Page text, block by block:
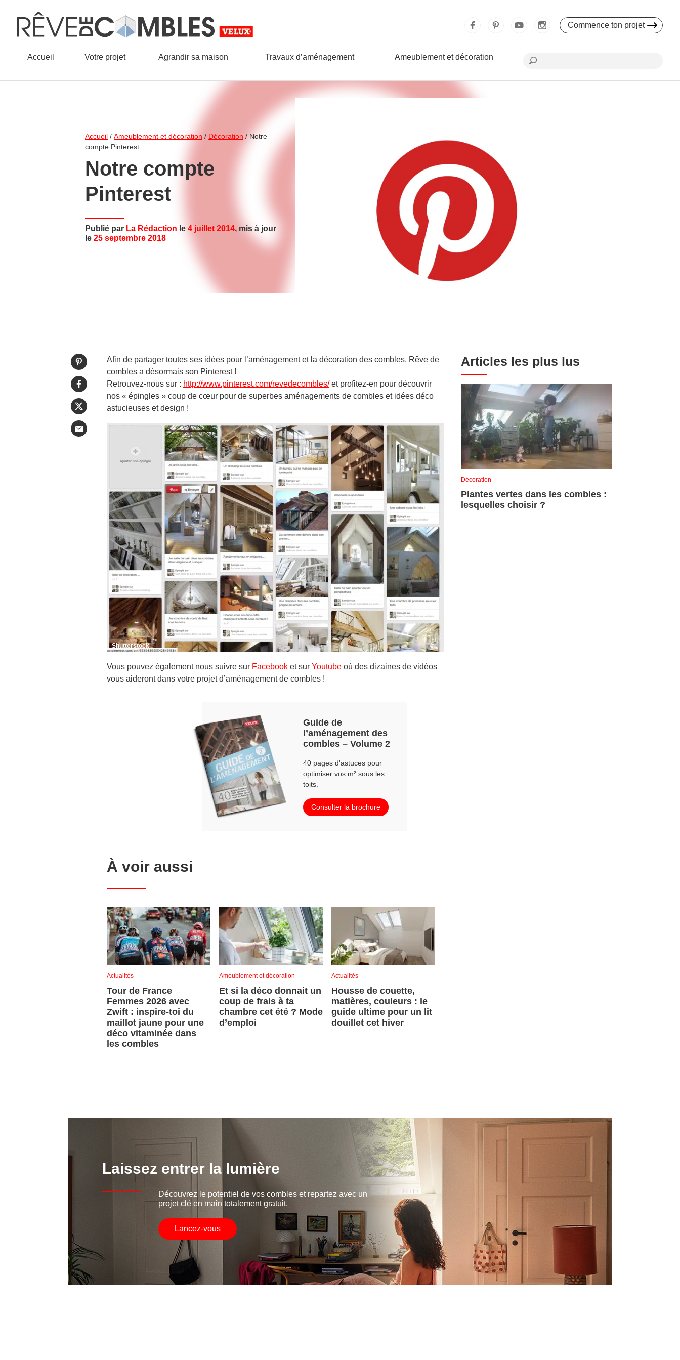
Accueil Votre projet Agrandir sa maison Travaux d’aménagement Ameublement et décoration
Commence ton projet
Accueil / Ameublement et décoration / Décoration / Notre
compte Pinterest
Notre compte
Pinterest
Publié par La Rédaction le 4 juillet 2014, mis à jour
le 25 septembre 2018
Afin de partager toutes ses idées pour l’aménagement et la décoration des combles, Rêve de
combles a désormais son Pinterest !
Retrouvez-nous sur : http://www.pinterest.com/revedecombles/et profitez-en pour découvrir
nos « épingles » coup de cœur pour de superbes aménagements de combles et idées déco
astucieuses et design !
Shutterstock
Vous pouvez également nous suivre sur Facebook et sur Youtube où des dizaines de vidéos
vous aideront dans votre projet d’aménagement de combles !
Guide de
l’aménagement des
combles – Volume 2
40 pages d'astuces pour
optimiser vos m² sous les
toits.
Consulter la brochure
À voir aussi
Actualités
Tour de France
Femmes 2026 avec
Zwift : inspire-toi du
maillot jaune pour une
déco vitaminée dans
les combles
Ameublement et décoration
Et si la déco donnait un
coup de frais à ta
chambre cet été ? Mode
d’emploi
Actualités
Housse de couette,
matières, couleurs : le
guide ultime pour un lit
douillet cet hiver
Articles les plus lus
Décoration
Plantes vertes dans les combles :
lesquelles choisir ?
Laissez entrer la lumière
Découvrez le potentiel de vos combles et repartez avec un
projet clé en main totalement gratuit.
Lancez-vous